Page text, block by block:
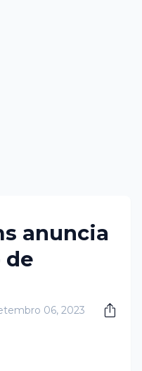
anuncia
de
06, 2023